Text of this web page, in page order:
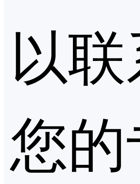
以
您